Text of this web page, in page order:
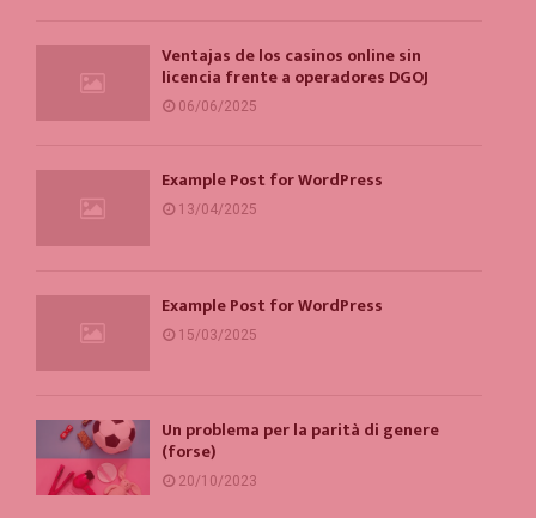
Ventajas de los casinos online sin
licencia frente a operadores DGOJ
06/06/2025
Example Post for WordPress
13/04/2025
Example Post for WordPress
15/03/2025
Un problema per la parità di genere
(forse)
20/10/2023